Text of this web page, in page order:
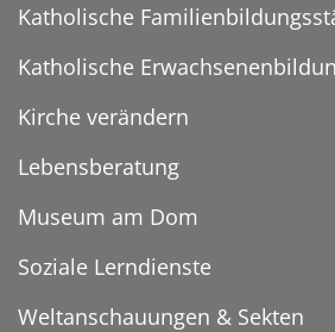
Katholische
Katholische
Kirche verändern
Lebensberatung
Museum am Dom
Soziale Lerndienste
Weltanschauungen & Sekten